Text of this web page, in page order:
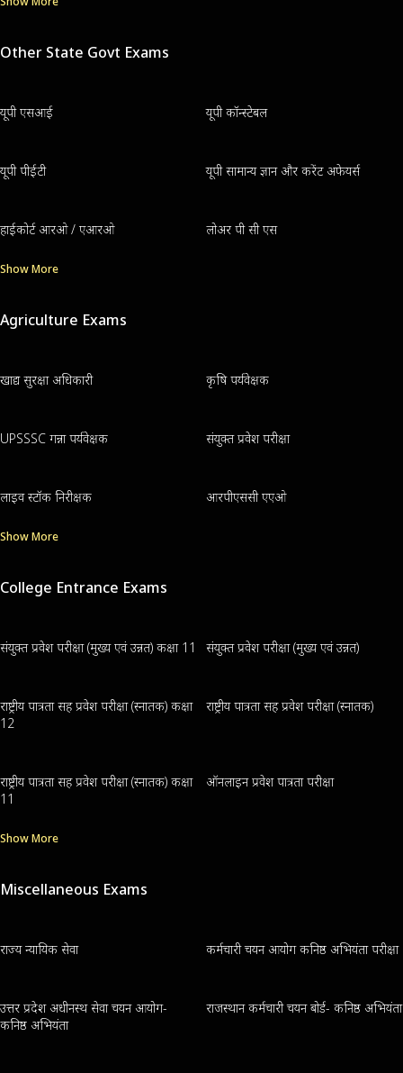
Other State Govt Exams
यूपी एसआई यूपी कॉन्स्टेबल
यूपी पीईटी यूपी सामान्य ज्ञान और करेंट अफेयर्स
हाईकोर्ट आरओ / एआरओ लोअर पी सी एस
Show More
Agriculture Exams
खाद्य सुरक्षा अधिकारी कृषि पर्यवेक्षक
UPSSSC गन्ना पर्यवेक्षक संयुक्त प्रवेश परीक्षा
लाइव स्टॉक निरीक्षक आरपीएससी एएओ
Show More
College Entrance Exams
संयुक्त प्रवेश परीक्षा (मुख्य एवं उन्नत) कक्षा 11 संयुक्त प्रवेश परीक्षा (मुख्य एवं उन्नत)
राष्ट्रीय पात्रता सह प्रवेश परीक्षा (स्नातक) कक्षा
12
राष्ट्रीय पात्रता सह प्रवेश परीक्षा (स्नातक)
राष्ट्रीय पात्रता सह प्रवेश परीक्षा (स्नातक) कक्षा
11
ऑनलाइन प्रवेश पात्रता परीक्षा
Show More
Miscellaneous Exams
राज्य न्यायिक सेवा कर्मचारी चयन आयोग कनिष्ठ अभियंता परीक्षा
उत्तर प्रदेश अधीनस्थ सेवा चयन आयोग-
कनिष्ठ अभियंता
राजस्थान कर्मचारी चयन बोर्ड- कनिष्ठ अभियंता